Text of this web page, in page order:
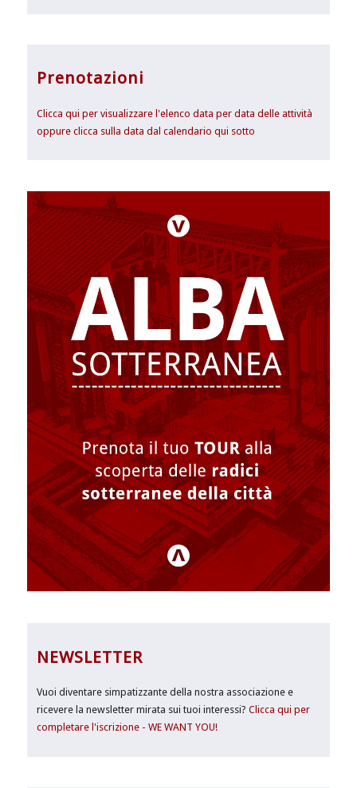
Prenotazioni
Clicca qui per visualizzare l'elenco data per data delle attività
oppure clicca sulla data dal calendario qui sotto
NEWSLETTER
Vuoi diventare simpatizzante della nostra associazione e
ricevere la newsletter mirata sui tuoi interessi?Clicca qui per
completare l'iscrizione - WE WANT YOU!